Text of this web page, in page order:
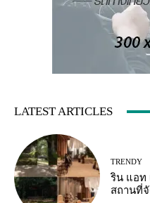
LATEST ARTICLES
TRENDY
ริน แอท
สถานที่